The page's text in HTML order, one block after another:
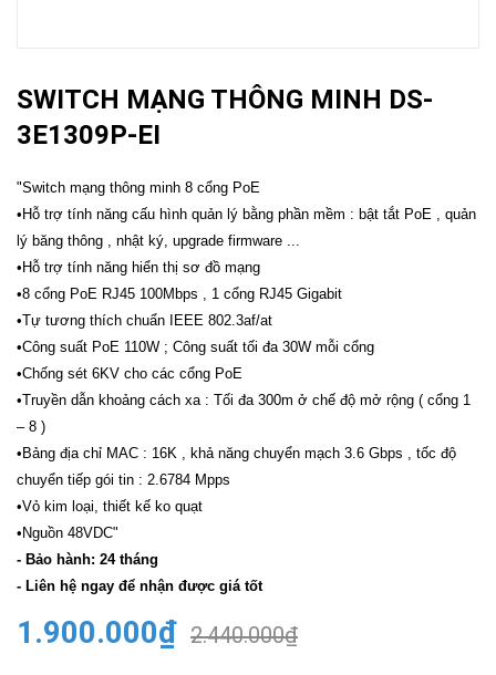
SWITCH MẠNG THÔNG MINH DS-
3E1309P-EI
"Switch mạng thông minh 8 cổng PoE
•Hỗ trợ tính năng cấu hình quản lý bằng phần mềm : bật tắt PoE , quản
lý băng thông , nhật ký, upgrade firmware ...
•Hỗ trợ tính năng hiển thị sơ đồ mạng
•8 cổng PoE RJ45 100Mbps , 1 cổng RJ45 Gigabit
•Tự tương thích chuẩn IEEE 802.3af/at
•Công suất PoE 110W ; Công suất tối đa 30W mỗi cổng
•Chống sét 6KV cho các cổng PoE
•Truyền dẫn khoảng cách xa : Tối đa 300m ở chế độ mở rộng ( cổng 1
– 8 )
•Bảng địa chỉ MAC : 16K , khả năng chuyển mạch 3.6 Gbps , tốc độ
chuyển tiếp gói tin : 2.6784 Mpps
•Vỏ kim loại, thiết kế ko quạt
•Nguồn 48VDC"
- Bảo hành: 24 tháng
- Liên hệ ngay để nhận được giá tốt
1.900.000₫ 2.440.000₫